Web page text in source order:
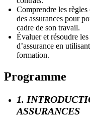
Comprendre les
des assurances pour
cadre de son travail.
Évaluer et résoudre
d’assurance en
formation.
Programme
1.
ASSURANCES